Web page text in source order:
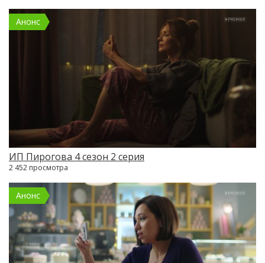
Анонс
ИП Пирогова 4 сезон 2 серия
2 452 просмотра
Анонс